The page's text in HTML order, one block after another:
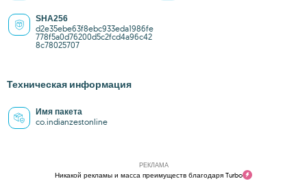
SHA256
d2e35ebe63f8ebc933eda1986fe
778f5a0d76200d5c2fcd4a96c42
8c78025707
Техническая информация
Имя пакета
co.indianzestonline
РЕКЛАМА
Никакой рекламы и масса преимуществ благодаря Turbo